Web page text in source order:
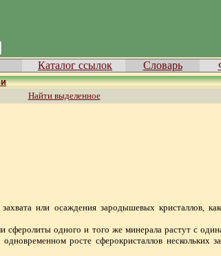
Каталог ссылок Словарь
Найти выделенное
или осаждения зародышевых кристаллов,
одного и того же минерала растут с
росте сферокристаллов